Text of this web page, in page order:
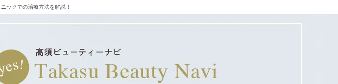
ックでの治療方法を解説！